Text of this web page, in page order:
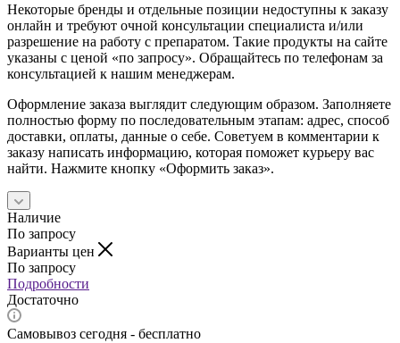
Некоторые бренды и отдельные позиции недоступны к заказу
онлайн и требуют очной консультации специалиста и/или
разрешение на работу с препаратом. Такие продукты на сайте
указаны с ценой «по запросу». Обращайтесь по телефонам за
консультацией к нашим менеджерам.
Оформление заказа выглядит следующим образом. Заполняете
полностью форму по последовательным этапам: адрес, способ
доставки, оплаты, данные о себе. Советуем в комментарии к
заказу написать информацию, которая поможет курьеру вас
найти. Нажмите кнопку «Оформить заказ».
Наличие
По запросу
Варианты цен
По запросу
Подробности
Достаточно
Самовывоз сегодня - бесплатно